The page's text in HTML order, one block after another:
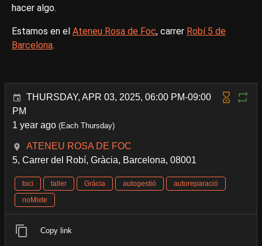
hacer algo.
Estamos en el Ateneu Rosa de Foc, carrer Robí 5 de
Barcelona.
THURSDAY, APR 03, 2025, 06:00 PM-09:00
PM
1 year ago (Each Thursday)
ATENEU ROSA DE FOC
5, Carrer del Robí, Gràcia, Barcelona, 08001
bici taller Gràcia autogestió
autoreparació
noMixte
Copy link